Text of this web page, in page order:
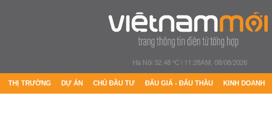
Hà Nội 32.48 °C| 11:28AM, 08/08/2026
THỊ TRƯỜNG DỰ ÁN CHỦ ĐẦU TƯ ĐẤU GIÁ - ĐẤU THẦU KINH DOANH